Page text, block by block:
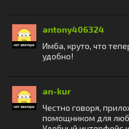
antony406324
Имба, круто, что
удобно!
an-kur
Честно говоря,
помощником для